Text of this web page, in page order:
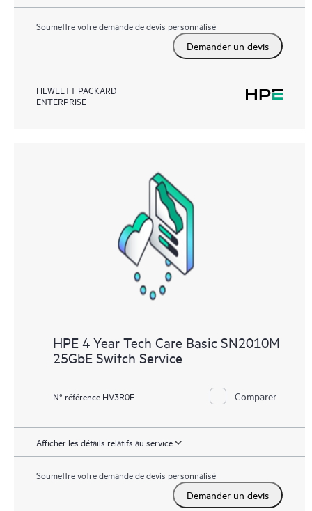
Soumettre votre demande de devis personnalisé
Demander un devis
HEWLETT PACKARD
ENTERPRISE
HPE 4 Year Tech Care Basic SN2010M
25GbE Switch Service
N° référence HV3R0E Comparer
Afficher les détails relatifs au service
Soumettre votre demande de devis personnalisé
Demander un devis